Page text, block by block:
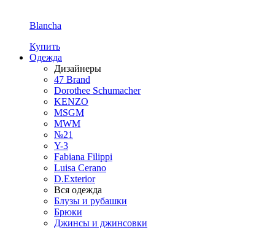
Blancha
Купить
Одежда
Дизайнеры
47 Brand
Dorothee Schumacher
KENZO
MSGM
MWM
№21
Y-3
Fabiana Filippi
Luisa Cerano
D.Exterior
Вся одежда
Блузы и рубашки
Брюки
Джинсы и джинсовки